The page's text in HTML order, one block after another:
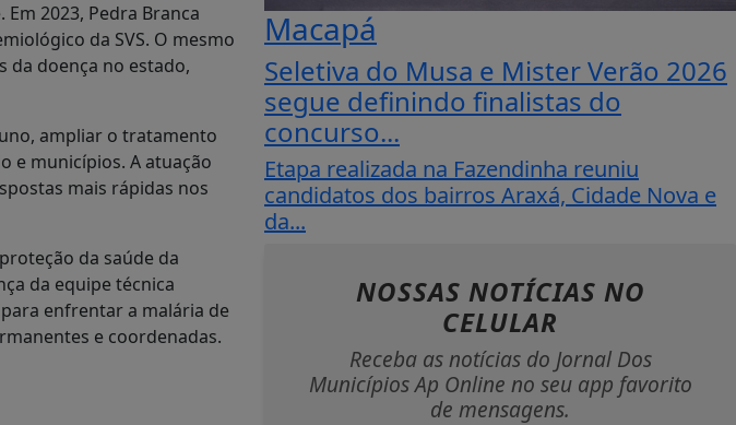
2023, Pedra Branca
da SVS. O mesmo
da doença no estado,
ampliar o tratamento
e municípios. A atuação
mais rápidas nos
da saúde da
da equipe técnica
enfrentar a malária de
e coordenadas.
Macapá
Seletiva do Musa e Mister Verão 2026
segue definindo finalistas do
concurso...
Etapa realizada na Fazendinha reuniu
candidatos dos bairros Araxá, Cidade Nova e
da...
NOSSAS NOTÍCIAS NO
CELULAR
Receba as notícias do Jornal Dos
Municípios Ap Online no seu app favorito
de mensagens.